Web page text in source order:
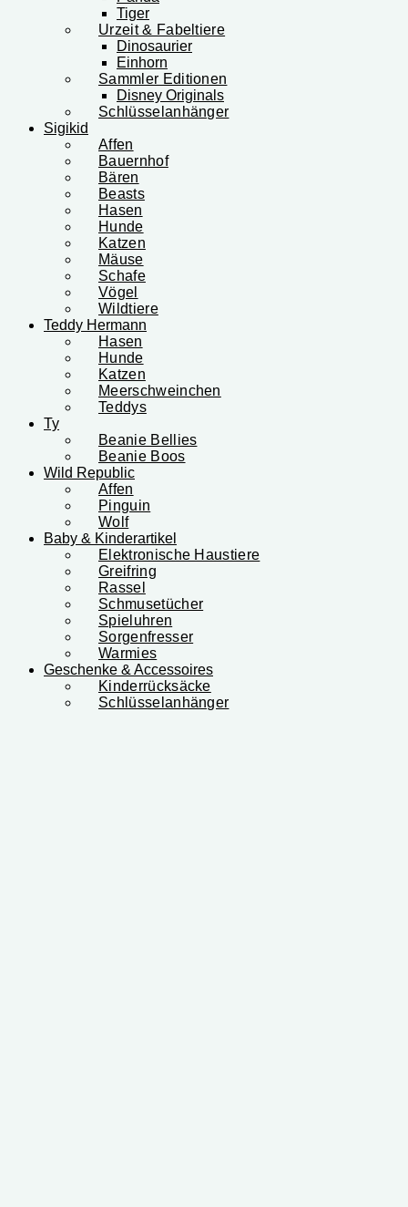
Tiger
Urzeit & Fabeltiere
Dinosaurier
Einhorn
Sammler Editionen
Disney Originals
Schlüsselanhänger
Sigikid
Affen
Bauernhof
Bären
Beasts
Hasen
Hunde
Katzen
Mäuse
Schafe
Vögel
Wildtiere
Teddy Hermann
Hasen
Hunde
Katzen
Meerschweinchen
Teddys
Ty
Beanie Bellies
Beanie Boos
Wild Republic
Affen
Pinguin
Wolf
Baby & Kinderartikel
Elektronische Haustiere
Greifring
Rassel
Schmusetücher
Spieluhren
Sorgenfresser
Warmies
Geschenke & Accessoires
Kinderrücksäcke
Schlüsselanhänger